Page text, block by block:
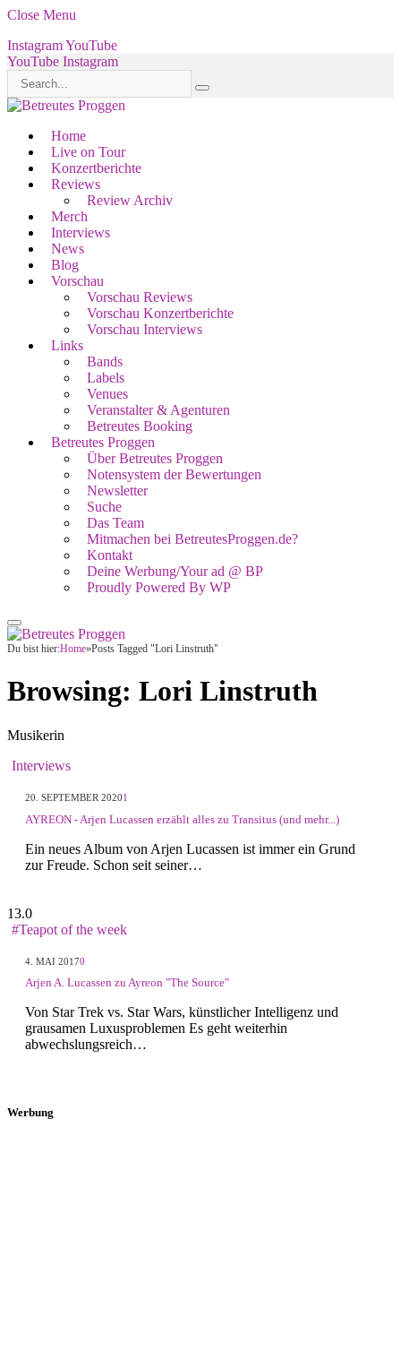
Close Menu
InstagramYouTube
YouTube Instagram
Home
Live on Tour
Konzertberichte
Reviews
Review Archiv
Merch
Interviews
News
Blog
Vorschau
Vorschau Reviews
Vorschau Konzertberichte
Vorschau Interviews
Links
Bands
Labels
Venues
Veranstalter & Agenturen
Betreutes Booking
Betreutes Proggen
Über Betreutes Proggen
Notensystem der Bewertungen
Newsletter
Suche
Das Team
Mitmachen bei BetreutesProggen.de?
Kontakt
Deine Werbung/Your ad @ BP
Proudly Powered By WP
Du bist hier:Home»Posts Tagged "Lori Linstruth"
Browsing: Lori Linstruth
Musikerin
Interviews
20. SEPTEMBER 20201
AYREON - Arjen Lucassen erzählt alles zu Transitus (und mehr...)
Ein neues Album von Arjen Lucassen ist immer ein Grund
zur Freude. Schon seit seiner…
13.0
#Teapot of the week
4. MAI 20170
Arjen A. Lucassen zu Ayreon "The Source"
Von Star Trek vs. Star Wars, künstlicher Intelligenz und
grausamen Luxusproblemen Es geht weiterhin
abwechslungsreich…
Werbung